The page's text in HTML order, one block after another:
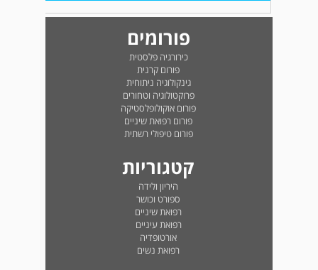
פורומים
כירורגיה פלסטית
פורום קרנית
גינקולוגיה ניתוחית
פרוקטולוגיה וטחורים
פורום אוקולופלסטיקה
פורום רפואת שיניים
פורום טיפולי רשתית
קטגוריות
היריון ולידה
ספורט וכושר
רפואת שיניים
רפואת עיניים
אורטופדיה
רפואת נשים